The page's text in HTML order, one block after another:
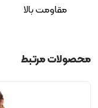
مقاومت بالا
محصولات مرتبط